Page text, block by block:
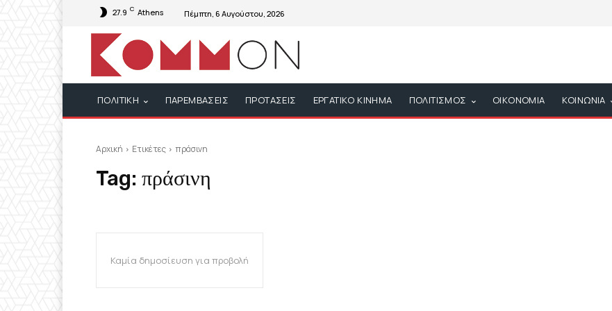
27.9 C Athens Πέμπτη, 6 Αυγούστου, 2026
ΠΟΛΙΤΙΚΗ ΠΑΡΕΜΒΑΣΕΙΣ ΠΡΟΤΑΣΕΙΣ ΕΡΓΑΤΙΚΟ ΚΙΝΗΜΑ ΠΟΛΙΤΙΣΜΟΣ ΟΙΚΟΝΟΜΙΑ ΚΟΙΝΩΝΙΑ
Αρχική Ετικέτες πράσινη
Tag: πράσινη
Καμία δημοσίευση για προβολή